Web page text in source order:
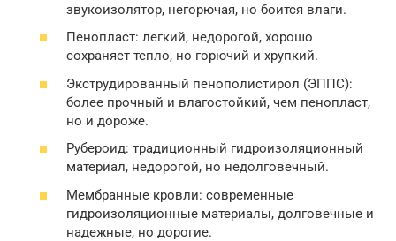
звукоизолятор, негорючая, но боится влаги.
Пенопласт: легкий, недорогой, хорошо
сохраняет тепло, но горючий и хрупкий.
Экструдированный пенополистирол (ЭППС):
более прочный и влагостойкий, чем пенопласт,
но и дороже.
Рубероид: традиционный гидроизоляционный
материал, недорогой, но недолговечный.
Мембранные кровли: современные
гидроизоляционные материалы, долговечные и
надежные, но дорогие.